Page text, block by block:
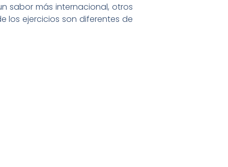
sabor más internacional, otros
los ejercicios son diferentes de